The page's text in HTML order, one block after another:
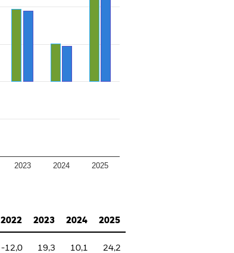
2023 2024 2025
2022 2023 2024 2025
-12,0 19,3 10,1 24,2